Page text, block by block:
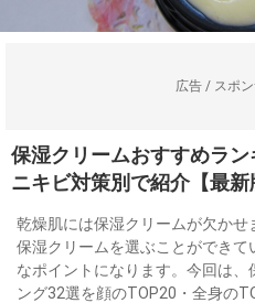
広告 / スポ
保湿クリームおすすめラ
ニキビ対策別で紹介【最新
乾燥肌には保湿クリームが欠か
保湿クリームを選ぶことができ
なポイントになります。今回は
ング32選を顔のTOP20・全身の